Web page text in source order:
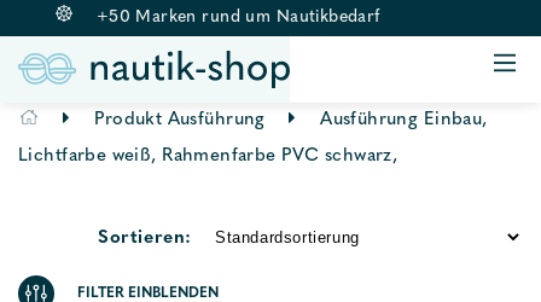
Springe
zum
+50 Marken rund um Nautikbedarf
ANKERN & BELEGEN
BOJE & FENDER
RETTUNGSWESTEN
BEKLEIDUNG
ZUBEHÖR
Produkt Ausführung
Ausführung Einbau,
Lichtfarbe weiß, Rahmenfarbe PVC schwarz,
FILTER EINBLENDEN
Sortieren: